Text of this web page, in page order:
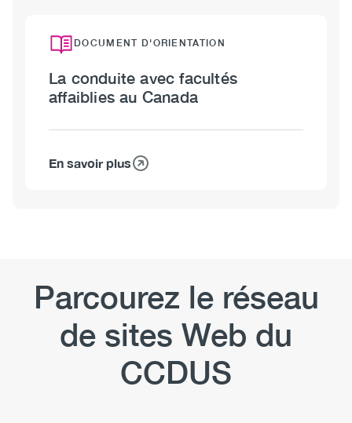
DOCUMENT D'ORIENTATION
La conduite avec facultés
affaiblies au Canada
En savoir plus
sur
au
Canada
Parcourez le réseau
de sites Web du
CCDUS